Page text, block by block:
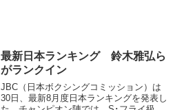
最新日本ランキング 鈴木雅弘ら
がランクイン
JBC（日本ボクシングコミッション）は
30日、最新8月度日本ランキングを発表し